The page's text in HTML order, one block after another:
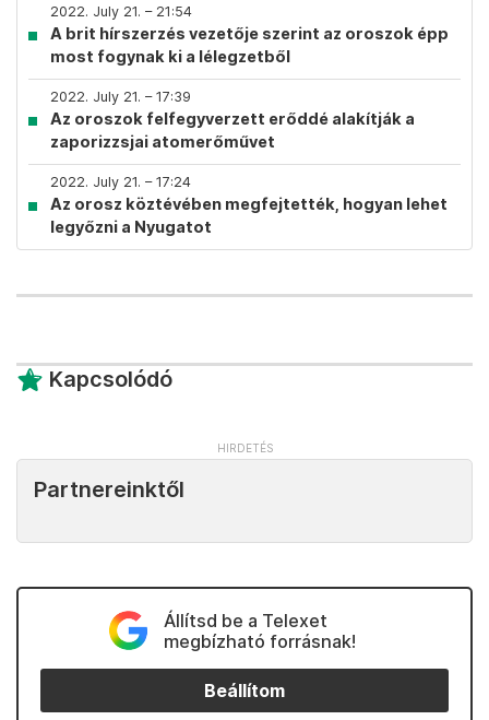
2022. July 21. – 21:54
A brit hírszerzés vezetője szerint az oroszok épp
most fogynak ki a lélegzetből
2022. July 21. – 17:39
Az oroszok felfegyverzett erőddé alakítják a
zaporizzsjai atomerőművet
2022. July 21. – 17:24
Az orosz köztévében megfejtették, hogyan lehet
legyőzni a Nyugatot
Kapcsolódó
Partnereinktől
Állítsd be a Telexet
megbízható forrásnak!
Beállítom